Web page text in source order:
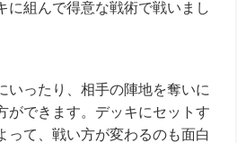
に組んで得意な戦術で戦いまし
いったり、相手の陣地を奪いに
ができます。デッキにセットす
って、戦い方が変わるのも面白